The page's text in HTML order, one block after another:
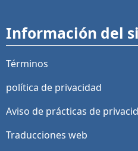
Información del
Términos
política de privacidad
Aviso de prácticas de
Traducciones web